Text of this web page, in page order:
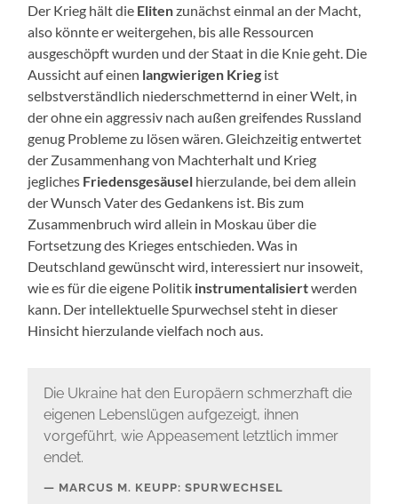
Der Krieg hält die Elitenzunächst einmal an der Macht,
also könnte er weitergehen, bis alle Ressourcen
ausgeschöpft wurden und der Staat in die Knie geht. Die
Aussicht auf einen langwierigen Krieg ist
selbstverständlich niederschmetternd in einer Welt, in
der ohne ein aggressiv nach außen greifendes Russland
genug Probleme zu lösen wären. Gleichzeitig entwertet
der Zusammenhang von Machterhalt und Krieg
jegliches Friedensgesäusel hierzulande, bei dem allein
der Wunsch Vater des Gedankens ist. Bis zum
Zusammenbruch wird allein in Moskau über die
Fortsetzung des Krieges entschieden. Was in
Deutschland gewünscht wird, interessiert nur insoweit,
wie es für die eigene Politik instrumentalisiertwerden
kann. Der intellektuelle Spurwechsel steht in dieser
Hinsicht hierzulande vielfach noch aus.
Die Ukraine hat den Europäern schmerzhaft die
eigenen Lebenslügen aufgezeigt, ihnen
vorgeführt, wie Appeasement letztlich immer
endet.
MARCUS M. KEUPP: SPURWECHSEL